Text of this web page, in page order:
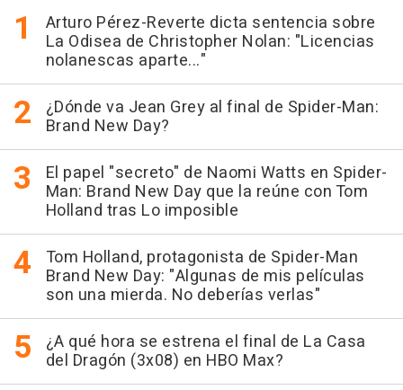
Arturo Pérez-Reverte dicta sentencia sobre
La Odisea de Christopher Nolan: "Licencias
nolanescas aparte..."
¿Dónde va Jean Grey al final de Spider-Man:
Brand New Day?
El papel "secreto" de Naomi Watts en Spider-
Man: Brand New Day que la reúne con Tom
Holland tras Lo imposible
Tom Holland, protagonista de Spider-Man
Brand New Day: "Algunas de mis películas
son una mierda. No deberías verlas"
¿A qué hora se estrena el final de La Casa
del Dragón (3x08) en HBO Max?